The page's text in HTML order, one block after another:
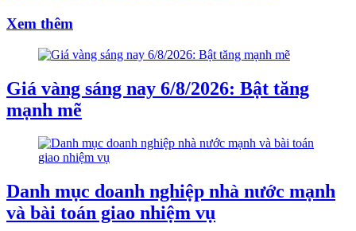
Xem thêm
Giá vàng sáng nay 6/8/2026: Bật tăng
mạnh mẽ
Danh mục doanh nghiệp nhà nước mạnh
và bài toán giao nhiệm vụ